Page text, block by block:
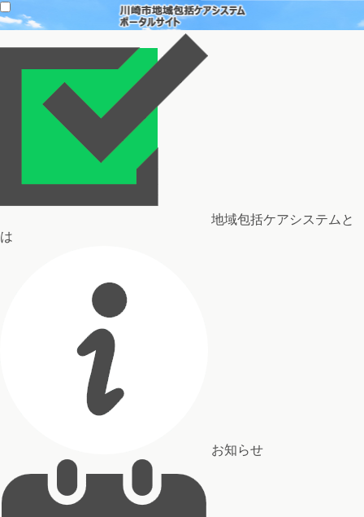
地域包括ケアシステムと
は
お知らせ